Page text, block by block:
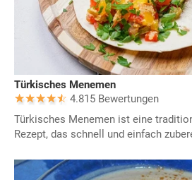
Türkisches Menemen
4.815 Bewertungen
Türkisches Menemen ist eine
Rezept, das schnell und einfach